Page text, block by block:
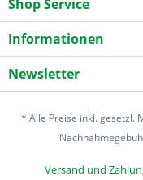
Shop Service
Informationen
Newsletter
* Alle Preise inkl. gesetzl.
Versand und